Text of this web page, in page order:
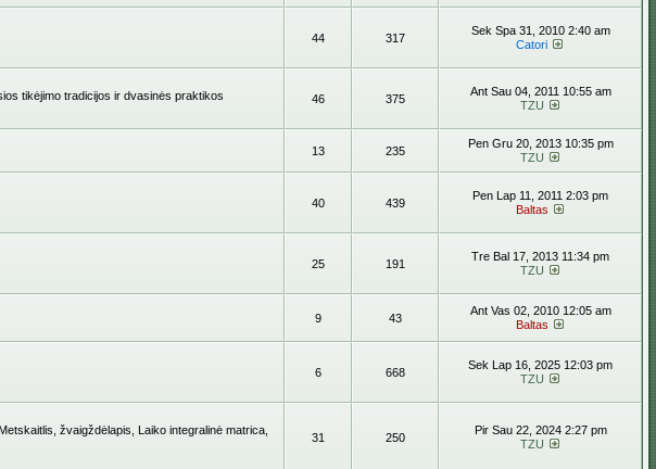
44 317
Sek Spa 31, 2010 2:40 am
Catori
tikėjimo tradicijos ir dvasinės praktikos
46 375
Ant Sau 04, 2011 10:55 am
TZU
13 235
Pen Gru 20, 2013 10:35 pm
TZU
40 439
Pen Lap 11, 2011 2:03 pm
Baltas
25 191
Tre Bal 17, 2013 11:34 pm
TZU
9 43
Ant Vas 02, 2010 12:05 am
Baltas
6 668
Sek Lap 16, 2025 12:03 pm
TZU
žvaigždėlapis, Laiko integralinė matrica,
31 250
Pir Sau 22, 2024 2:27 pm
TZU